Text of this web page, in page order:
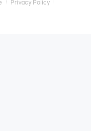
Privacy Policy